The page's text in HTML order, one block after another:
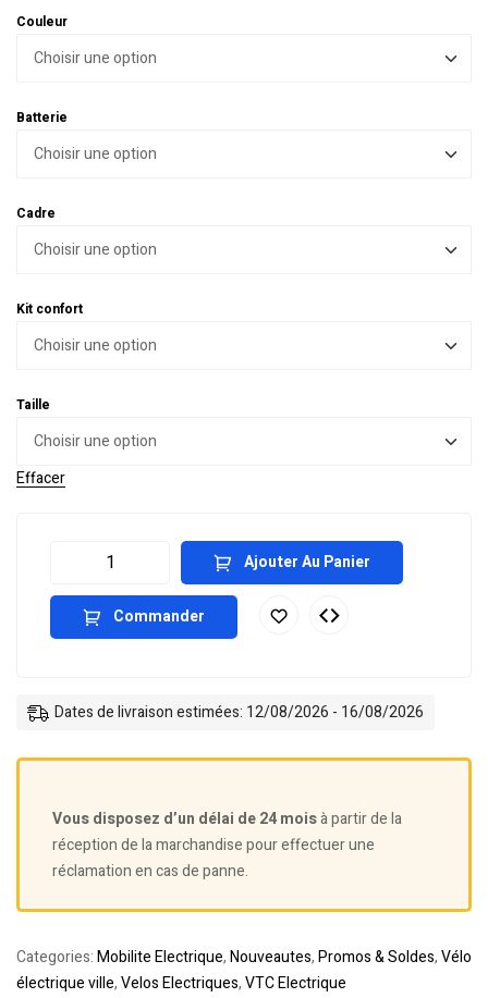
Couleur
Batterie
Cadre
Kit confort
Taille
Effacer
Ajouter Au Panier
Commander
Dates de livraison estimées: 12/08/2026 - 16/08/2026
Vous disposez d’un délai de 24 moisà partir de la
réception de la marchandise pour effectuer une
réclamation en cas de panne.
Categories:Mobilite Electrique,Nouveautes,Promos & Soldes,Vélo
électrique ville,Velos Electriques,VTC Electrique